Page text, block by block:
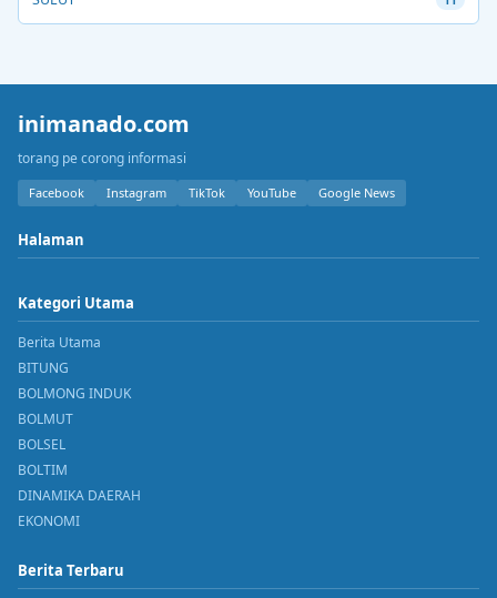
inimanado.com
torang pe corong informasi
Facebook Instagram TikTok YouTube Google News
Halaman
Kategori Utama
Berita Utama
BITUNG
BOLMONG INDUK
BOLMUT
BOLSEL
BOLTIM
DINAMIKA DAERAH
EKONOMI
Berita Terbaru